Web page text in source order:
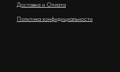
Доставка и Оплата
Политика конфидициальности